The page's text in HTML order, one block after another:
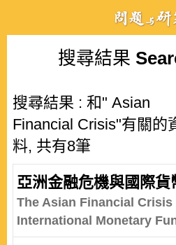
搜尋結果
搜尋結果 : 和" Asian
Financial Crisis"有關的
料, 共有8筆
亞洲金融危機與國際貨
The Asian Financial
International Monetary